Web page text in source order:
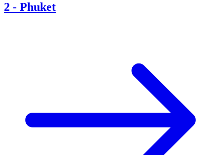
2 - Phuket